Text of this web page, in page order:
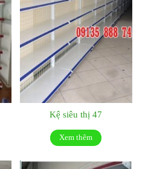
Kệ siêu thị 47
Xem thêm